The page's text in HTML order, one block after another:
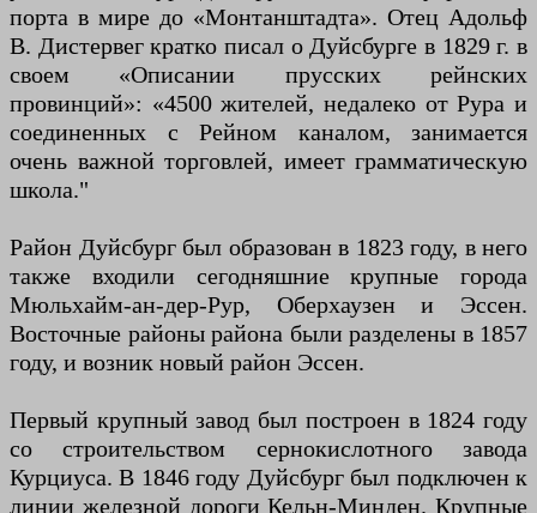
порта в мире до «Монтанштадта». Отец Адольф
В. Дистервег кратко писал о Дуйсбурге в 1829 г. в
своем «Описании прусских рейнских
провинций»: «4500 жителей, недалеко от Рура и
соединенных с Рейном каналом, занимается
очень важной торговлей, имеет грамматическую
школа."
Район Дуйсбург был образован в 1823 году, в него
также входили сегодняшние крупные города
Мюльхайм-ан-дер-Рур, Оберхаузен и Эссен.
Восточные районы района были разделены в 1857
году, и возник новый район Эссен.
Первый крупный завод был построен в 1824 году
со строительством сернокислотного завода
Курциуса. В 1846 году Дуйсбург был подключен к
линии железной дороги Кельн-Минден. Крупные